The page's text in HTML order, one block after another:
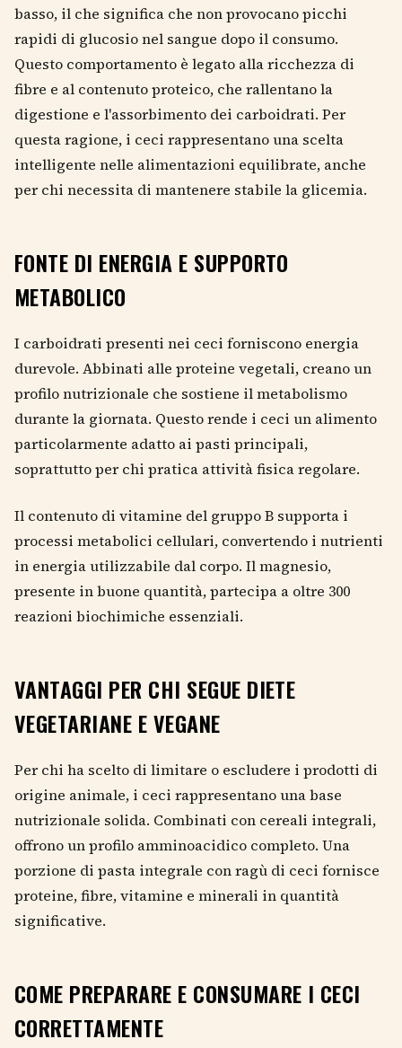
basso, il che significa che non provocano picchi
rapidi di glucosio nel sangue dopo il consumo.
Questo comportamento è legato alla ricchezza di
fibre e al contenuto proteico, che rallentano la
digestione e l'assorbimento dei carboidrati. Per
questa ragione, i ceci rappresentano una scelta
intelligente nelle alimentazioni equilibrate, anche
per chi necessita di mantenere stabile la glicemia.
FONTE DI ENERGIA E SUPPORTO
METABOLICO
I carboidrati presenti nei ceci forniscono energia
durevole. Abbinati alle proteine vegetali, creano un
profilo nutrizionale che sostiene il metabolismo
durante la giornata. Questo rende i ceci un alimento
particolarmente adatto ai pasti principali,
soprattutto per chi pratica attività fisica regolare.
Il contenuto di vitamine del gruppo B supporta i
processi metabolici cellulari, convertendo i nutrienti
in energia utilizzabile dal corpo. Il magnesio,
presente in buone quantità, partecipa a oltre 300
reazioni biochimiche essenziali.
VANTAGGI PER CHI SEGUE DIETE
VEGETARIANE E VEGANE
Per chi ha scelto di limitare o escludere i prodotti di
origine animale, i ceci rappresentano una base
nutrizionale solida. Combinati con cereali integrali,
offrono un profilo amminoacidico completo. Una
porzione di pasta integrale con ragù di ceci fornisce
proteine, fibre, vitamine e minerali in quantità
significative.
COME PREPARARE E CONSUMARE I CECI
CORRETTAMENTE